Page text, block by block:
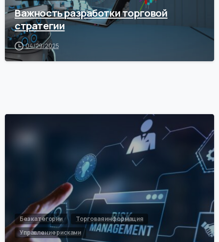
Важность разработки торговой
стратегии
04/29/2025
0
Без категории
Торговая информация
Управление рисками